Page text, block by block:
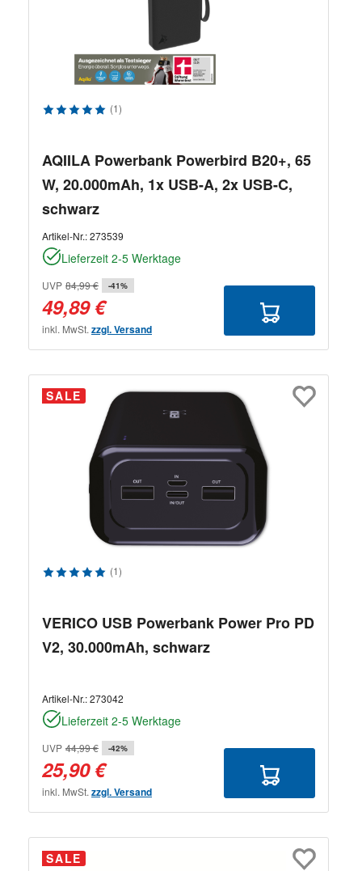
Durchschnittliche Bewertung von 5 von 5 Sternen
(1)
AQIILA Powerbank Powerbird B20+, 65
W, 20.000mAh, 1x USB-A, 2x USB-C,
schwarz
Artikel-Nr.:273539
Lieferzeit 2-5 Werktage
UVP 84,99 € -41%
49,89 €
inkl. MwSt. zzgl. Versand
SALE
Durchschnittliche Bewertung von 5 von 5 Sternen
(1)
VERICO USB Powerbank Power Pro PD
V2, 30.000mAh, schwarz
Artikel-Nr.:273042
Lieferzeit 2-5 Werktage
UVP 44,99 € -42%
25,90 €
inkl. MwSt. zzgl. Versand
SALE